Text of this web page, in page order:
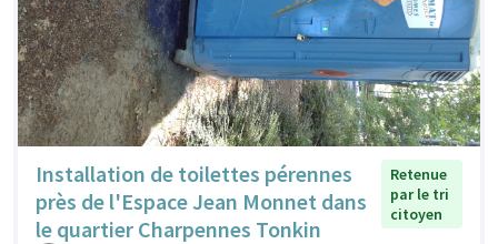
Installation de toilettes pérennes
près de l'Espace Jean Monnet dans
le quartier Charpennes Tonkin
Retenue
par le tri
citoyen